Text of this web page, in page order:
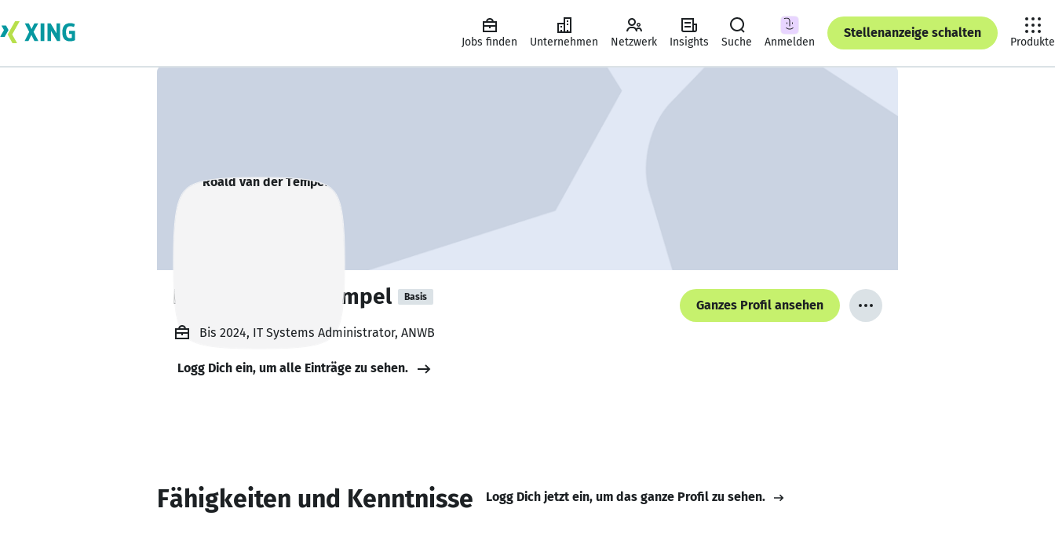
Jobs finden Unternehmen Netzwerk Insights Suche Anmelden
Stellenanzeige schalten
Produkte
Roald van der Tempel Basis
Ganzes Profil ansehen
Bis 2024, IT Systems Administrator, ANWB
Logg Dich ein, um alle Einträge zu sehen.
Fähigkeiten und Kenntnisse Logg Dich jetzt ein, um das ganze Profil zu sehen.